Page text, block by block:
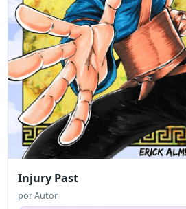
Injury Past
porAutor